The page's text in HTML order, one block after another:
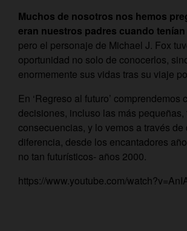
Muchos de nosotros nos hemos
eran nuestros padres cuando
pero el personaje de Michael J. Fox
oportunidad no solo de conocerlos,
enormemente sus vidas tras su viaje
En ‘Regreso al futuro’ comprendemos
decisiones, incluso las más
consecuencias, y lo vemos a través de
diferencia, desde los encantadores
no tan futurísticos- años 2000.
https://www.youtube.com/